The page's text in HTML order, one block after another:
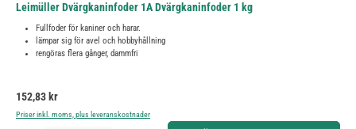
Leimüller Dvärgkaninfoder 1A Dvärgkaninfoder 1 kg
Fullfoder för kaniner och harar.
lämpar sig för avel och hobbyhållning
rengöras flera gånger, dammfri
Ordinarie pris:
152,83 kr
Priser inkl. moms, plus leveranskostnader
Produktkvantitet: Ange önskat belopp eller använd knapparna för att öka eller minska kvantiteten.